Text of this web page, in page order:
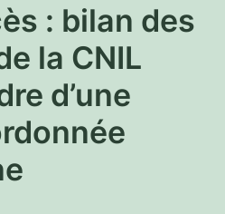
: bilan des
la CNIL
d’une